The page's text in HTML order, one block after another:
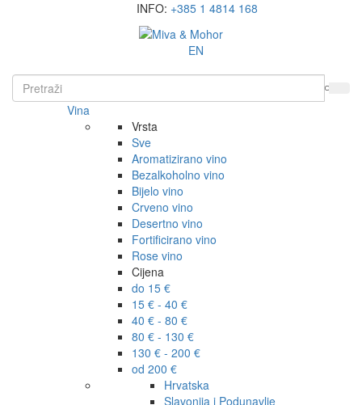
INFO: +385 1 4814 168
EN
Vina
Vrsta
Sve
Aromatizirano vino
Bezalkoholno vino
Bijelo vino
Crveno vino
Desertno vino
Fortificirano vino
Rose vino
Cijena
do 15 €
15 € - 40 €
40 € - 80 €
80 € - 130 €
130 € - 200 €
od 200 €
Hrvatska
Slavonija i Podunavlje